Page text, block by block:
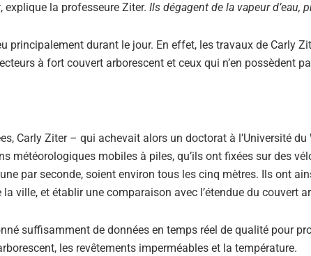
, explique la professeure Ziter. Ils dégagent de la vapeur d’eau,
principalement durant le jour. En effet, les travaux de Carly
à fort couvert arborescent et ceux qui n’en possèdent
Carly Ziter – qui achevait alors un doctorat à l’Université
météorologiques mobiles à piles, qu’ils ont fixées sur des
par seconde, soient environ tous les cinq mètres. Ils ont
ville, et établir une comparaison avec l’étendue du couvert
suffisamment de données en temps réel de qualité pour
les revêtements imperméables et la température.